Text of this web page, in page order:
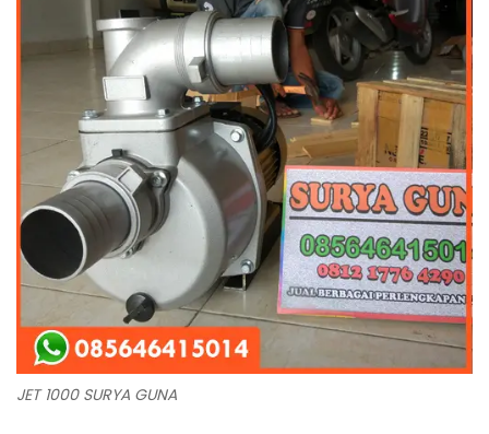
JET 1000 SURYA GUNA